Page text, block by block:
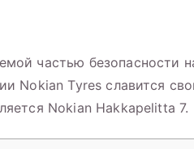
частью безопасности
Nokian Tyres славится
Nokian Hakkapelitta 7.